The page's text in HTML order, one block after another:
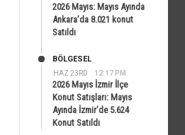
2026 Mayıs: Mayıs Ayında
Ankara’da 8.021 konut
Satıldı
HAZ 23RD 12:17 PM
BÖLGESEL
2026 Mayıs İzmir İlçe
Konut Satışları: Mayıs
Ayında İzmir’de 5.624
Konut Satıldı